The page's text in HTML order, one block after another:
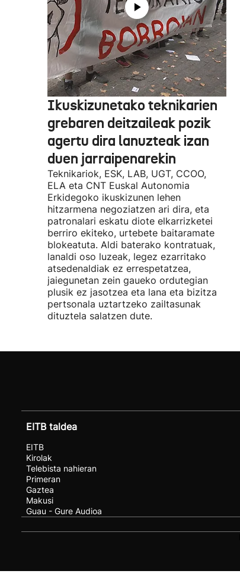
Ikuskizunetako teknikarien
grebaren deitzaileak pozik
agertu dira lanuzteak izan
duen jarraipenarekin
Teknikariok, ESK, LAB, UGT, CCOO,
ELA eta CNT Euskal Autonomia
Erkidegoko ikuskizunen lehen
hitzarmena negoziatzen ari dira, eta
patronalari eskatu diote elkarrizketei
berriro ekiteko, urtebete baitaramate
blokeatuta. Aldi baterako kontratuak,
lanaldi oso luzeak, legez ezarritako
atsedenaldiak ez errespetatzea,
jaiegunetan zein gaueko ordutegian
plusik ez jasotzea eta lana eta bizitza
pertsonala uztartzeko zailtasunak
dituztela salatzen dute.
EITB taldea
EITB
Kirolak
Telebista nahieran
Primeran
Gaztea
Makusi
Guau - Gure Audioa